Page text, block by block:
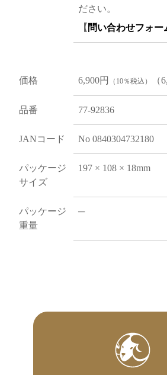
ださい。
【 問い合わせフォー
価格 6,900円 （10％税込） （
品番 77-92836
JANコード No 0840304732180
パッケージ
サイズ
197 × 108 × 18mm
パッケージ
重量
─